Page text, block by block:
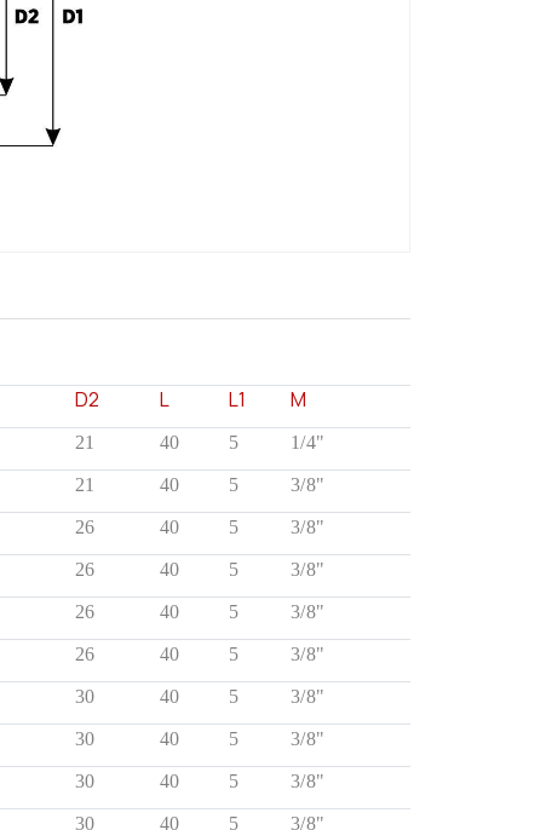
D2 L L1 M
21 40 5 1/4"
21 40 5 3/8"
26 40 5 3/8"
26 40 5 3/8"
26 40 5 3/8"
26 40 5 3/8"
30 40 5 3/8"
30 40 5 3/8"
30 40 5 3/8"
30 40 5 3/8"